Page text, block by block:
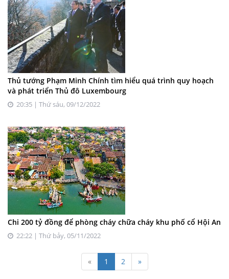
Thủ tướng Phạm Minh Chính tìm hiểu quá trình quy hoạch
và phát triển Thủ đô Luxembourg
20:35 | Thứ sáu, 09/12/2022
Chi 200 tỷ đồng để phòng cháy chữa cháy khu phố cổ Hội An
22:22 | Thứ bảy, 05/11/2022
« 1 2 »